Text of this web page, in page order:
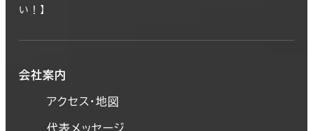
い！】
会社案内
アクセス・地図
代表メッセージ